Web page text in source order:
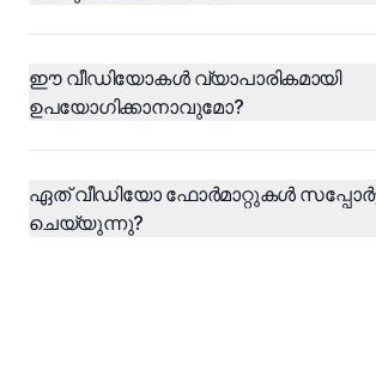
ഈ വീഡിയോകൾ വ്യാപാരികമായി
ഉപയോഗിക്കാനാവുമോ?
ഏത് വീഡിയോ ഫോർമാറ്റുകൾ
ചെയ്യുന്നു?